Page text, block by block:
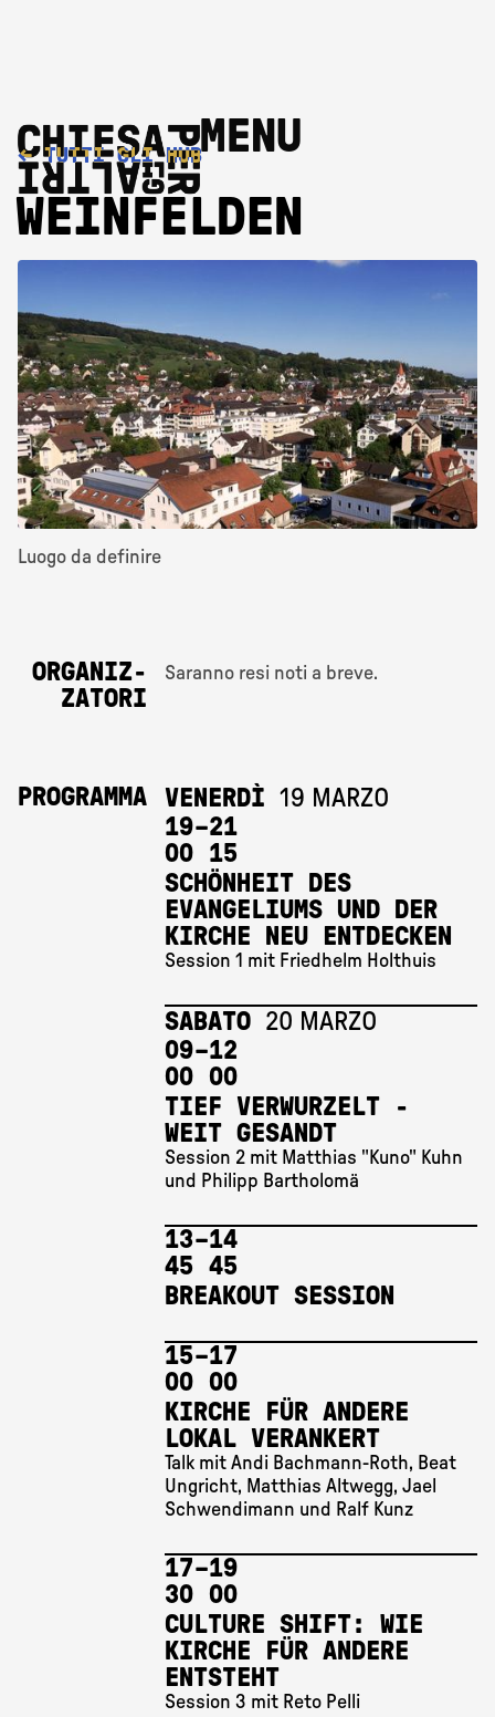
MENU
←TUTTI GLI HUB
WEINFELDEN
Luogo da definire
ORGANIZ­
ZATORI
Saranno resi noti a breve.
PROGRAMMA VENERDÌ 19 MARZO
19
00
–21
15
SCHÖNHEIT DES
EVANGELIUMS UND DER
KIRCHE NEU ENTDECKEN
Session 1 mit Friedhelm Holthuis
SABATO 20 MARZO
09
00
–12
00
TIEF VERWURZELT -
WEIT GESANDT
Session 2 mit Matthias "Kuno" Kuhn
und Philipp Bartholomä
13
45
–14
45
BREAKOUT SESSION
15
00
–17
00
KIRCHE FÜR ANDERE
LOKAL VERANKERT
Talk mit Andi Bachmann-Roth, Beat
Ungricht, Matthias Altwegg, Jael
Schwendimann und Ralf Kunz
17
30
–19
00
CULTURE SHIFT: WIE
KIRCHE FÜR ANDERE
ENTSTEHT
Session 3 mit Reto Pelli